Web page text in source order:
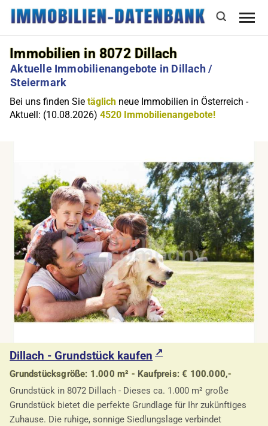
Immobilien in 8072 Dillach
Aktuelle Immobilienangebote in Dillach /
Steiermark
Bei uns finden Sietäglich neue Immobilien in Österreich -
Aktuell: (10.08.2026)4520 Immobilienangebote!
Dillach - Grundstück kaufen
Grundstücksgröße: 1.000 m² - Kaufpreis: € 100.000,-
Grundstück in 8072 Dillach - Dieses ca. 1.000 m² große
Grundstück bietet die perfekte Grundlage für Ihr zukünftiges
Zuhause. Die ruhige, sonnige Siedlungslage verbindet